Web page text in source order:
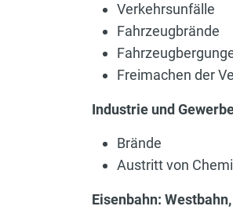
Verkehrsunfälle
Fahrzeugbrände
Freimachen der
Industrie und
Brände
Austritt von
Eisenbahn: